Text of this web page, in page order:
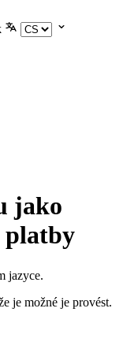
jako
platby
jazyce.
je možné je provést.